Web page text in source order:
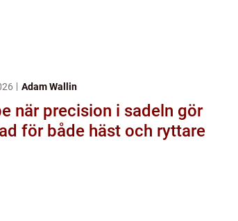
Adam Wallin
gör
för både häst och ryttare